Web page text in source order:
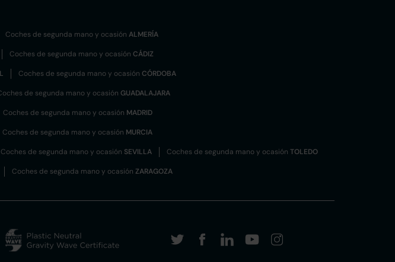
Coches de segunda mano y ocasión ALMERÍA
Coches de segunda mano y ocasión CÁDIZ
Coches de segunda mano y ocasión CÓRDOBA
de segunda mano y ocasión GUADALAJARA
Coches de segunda mano y ocasión MADRID
Coches de segunda mano y ocasión MURCIA
Coches de segunda mano y ocasión SEVILLA Coches de segunda mano y ocasión TOLEDO
Coches de segunda mano y ocasión ZARAGOZA